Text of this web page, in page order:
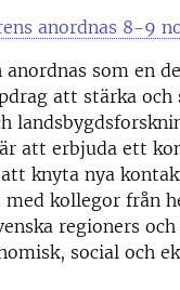
anordnas 8-9
anordnas som en
att stärka och
att erbjuda ett
knyta nya
kollegor från
regioners och
social och